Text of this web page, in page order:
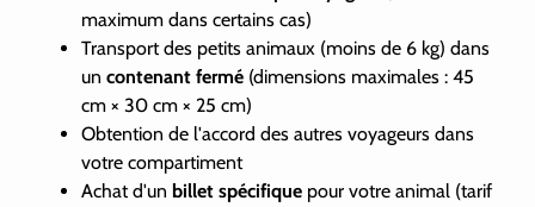
maximum dans certains cas)
Transport des petits animaux (moins de 6 kg) dans
un contenant fermé (dimensions maximales : 45
cm × 30 cm × 25 cm)
Obtention de l'accord des autres voyageurs dans
votre compartiment
Achat d'un billet spécifique pour votre animal (tarif